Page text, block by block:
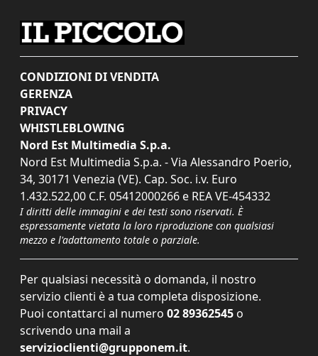
CONDIZIONI DI VENDITA
GERENZA
PRIVACY
WHISTLEBLOWING
Nord Est Multimedia S.p.a.
Nord Est Multimedia S.p.a. - Via Alessandro Poerio,
34, 30171 Venezia (VE). Cap. Soc. i.v. Euro
1.432.522,00 C.F. 05412000266 e REA VE-454332
I diritti delle immagini e dei testi sono riservati. È
espressamente vietata la loro riproduzione con qualsiasi
mezzo e l'adattamento totale o parziale.
Per qualsiasi necessità o domanda, il nostro
servizio clienti è a tua completa disposizione.
Puoi contattarci al numero 02 89362545 o
scrivendo una mail a
servizioclienti@grupponem.it.